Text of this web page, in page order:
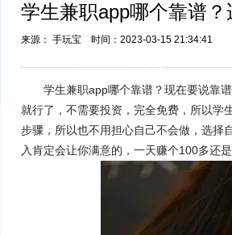
学生兼职app哪个靠谱
来源： 手玩宝 时间：2023-03-15 21:34:41
学生兼职app哪个靠谱？现在要说靠
就行了，不需要投资，完全免费，所以学
步骤，所以也不用担心自己不会做，选择
入肯定会让你满意的，一天赚个100多还